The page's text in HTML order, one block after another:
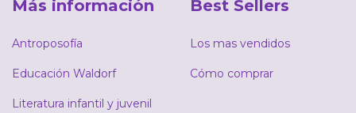
Más información
Antroposofía
Educación Waldorf
Literatura infantil y juvenil
Best Sellers
Los mas vendidos
Cómo comprar